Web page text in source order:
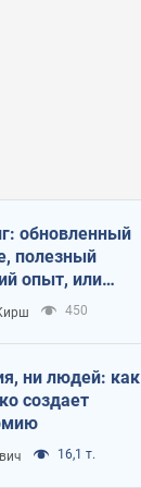
обновленный
полезный
опыт, или
трусости
450
ни людей: как
создает
16,1 т.